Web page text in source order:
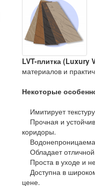
LVT-плитка (Luxury
материалов и
Некоторые
Имитирует
Прочная и
коридоры.
Обладает отличной
Проста в уходе и
Доступна в
цене.